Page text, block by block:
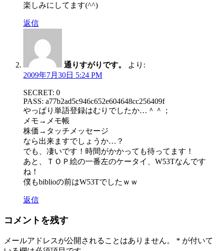
楽しみにしてます(^^)
返信
通りすがりです。
より:
2009年7月30日 5:24 PM
SECRET: 0
PASS: a77b2ad5c946c652e604648cc256409f
やっぱり単語登録はむりでしたか…＾＾；
メモ→メモ帳
株価→タッチメッセージ
なら出来ますでしょうか…？
でも、凄いです！時間がかかっても待ってます！
あと、ＴＯＰ絵の一番左のケータイ、W53Tなんです
ね！
僕もbiblioの前はW53Tでしたｗｗ
返信
コメントを残す
メールアドレスが公開されることはありません。 * が付いて